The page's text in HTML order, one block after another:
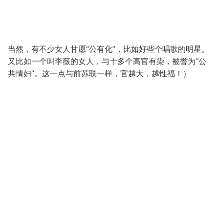
当然，有不少女人甘愿“公有化”，比如好些个唱歌的明星。
又比如一个叫李薇的女人，与十多个高官有染，被誉为“公
共情妇”。这一点与前苏联一样，官越大，越性福！）